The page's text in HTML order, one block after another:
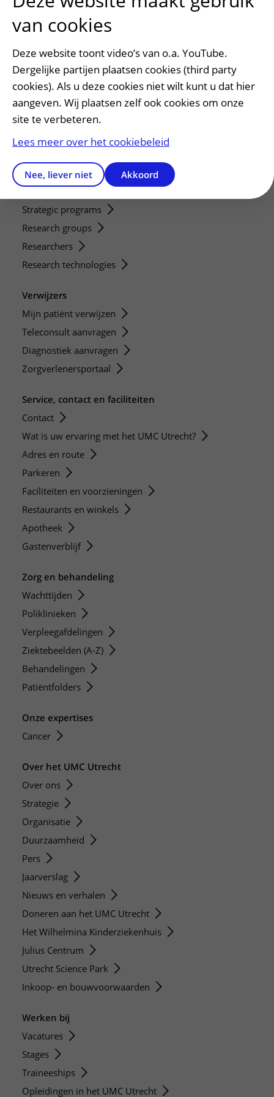
Voorbereiden op uw afspraak
Wijzigen patiëntgegevens
Opvragen kopie dossier
Bezoektijden
Onderwijs en onderzoek
Onze opleidingen
Stage en opleidingsplaatsen
Strategic programs
Research groups
Researchers
Research technologies
Verwijzers
Mijn patiënt verwijzen
Teleconsult aanvragen
Diagnostiek aanvragen
Zorgverlenersportaal
Service, contact en faciliteiten
Contact
Wat is uw ervaring met het UMC Utrecht?
Adres en route
Parkeren
Faciliteiten en voorzieningen
Restaurants en winkels
Apotheek
Gastenverblijf
Zorg en behandeling
Wachttijden
Poliklinieken
Verpleegafdelingen
Ziektebeelden (A-Z)
Behandelingen
Patiëntfolders
Onze expertises
Cancer
Over het UMC Utrecht
Over ons
Strategie
Organisatie
Duurzaamheid
Pers
Jaarverslag
Nieuws en verhalen
Doneren aan het UMC Utrecht
Het Wilhelmina Kinderziekenhuis
Julius Centrum
Utrecht Science Park
Inkoop- en bouwvoorwaarden
Werken bij
Vacatures
Stages
Traineeships
Opleidingen in het UMC Utrecht
van cookies
Deze website toont video’s van o.a. YouTube.
Dergelijke partijen plaatsen cookies (third party
cookies). Als u deze cookies niet wilt kunt u dat hier
aangeven. Wij plaatsen zelf ook cookies om onze
site te verbeteren.
Lees meer over het cookiebeleid
Nee, liever niet Akkoord